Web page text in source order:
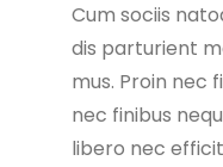
Cum sociis
dis parturient
mus. Proin nec
nec finibus
libero nec